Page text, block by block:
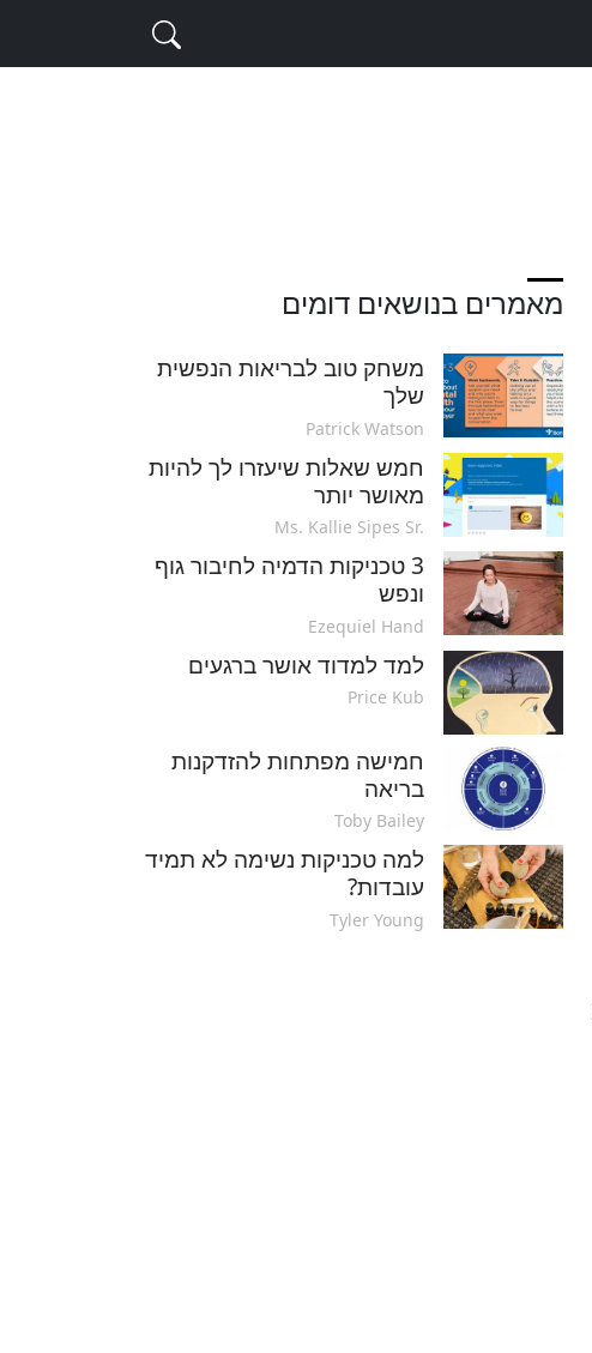
מאמרים בנושאים דומים
משחק טוב לבריאות הנפשית
שלך
Patrick Watson
חמש שאלות שיעזרו לך להיות
מאושר יותר
Ms. Kallie Sipes Sr.
3 טכניקות הדמיה לחיבור גוף
ונפש
Ezequiel Hand
למד למדוד אושר ברגעים
Price Kub
חמישה מפתחות להזדקנות
בריאה
Toby Bailey
למה טכניקות נשימה לא תמיד
עובדות?
Tyler Young